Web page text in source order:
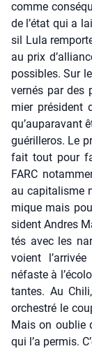
comme
de l’état qui a
sil Lula
au prix
pos­sibles. Sur
ver­nés par des
mier pré­sident
qu’auparavant
gué­rille­ros. Le
fait tout pour
FARC
au capi­ta­lisme
mique mais
sident Andres
tés avec les
voient
néfaste à
tantes. Au
orches­tré le
Mais on oublie
qui l’a per­mis.